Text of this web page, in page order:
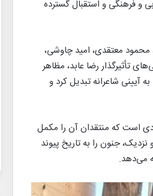
و فرهنگی و استقبال گسترده
محمود معتقدی، امید چاوشی،
تأثیرگذار رضا عابد، مظاهر
آیینی شاعرانه تبدیل کرد و
است که منتقدان آن را مکمل
نزدیک، جنون را به تاریخ پیوند
می‌دهد.